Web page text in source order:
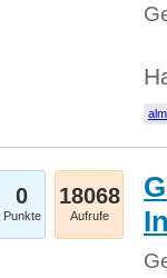
0
Punkte
18068
Aufrufe